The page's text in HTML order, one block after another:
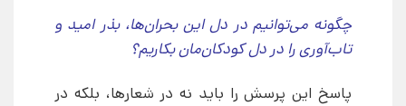
چگونه می‌توانیم در دل این بحران‌ها، بذر امید و
تاب‌آوری را در دل کودکان‌مان بکاریم؟
پاسخ این پرسش را باید نه در شعارها، بلکه در